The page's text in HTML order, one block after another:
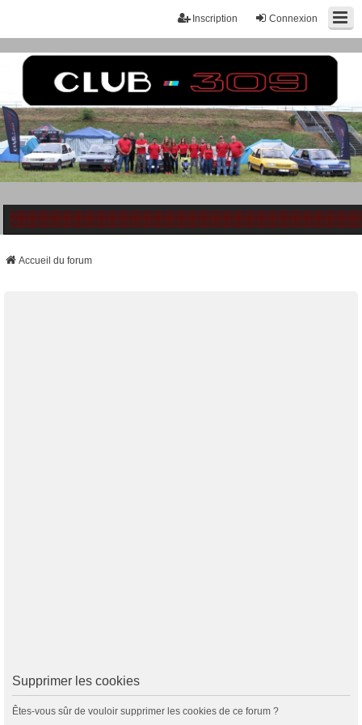
Connexion
Inscription
Accueil du forum
Supprimer les cookies
Êtes-vous sûr de vouloir supprimer les cookies de ce forum ?